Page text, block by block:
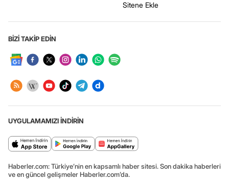
Sitene Ekle
BİZİ TAKİP EDİN
UYGULAMAMIZI İNDİRİN
Haberler.com: Türkiye’nin en kapsamlı haber sitesi. Son dakika haberleri
ve en güncel gelişmeler Haberler.com’da.